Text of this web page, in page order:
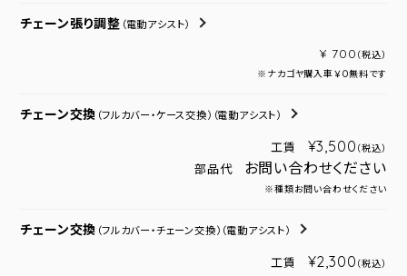
チェーン張り調整 （電動アシスト）
¥ 700 （税込）
※ナカゴヤ購入車￥０無料です
チェーン交換 （フルカバー・ケース交換） （電動アシスト）
工賃 ¥3,500 （税込）
部品代 お問い合わせください
※種類お問い合わせください
チェーン交換 （フルカバー・チェーン交換） （電動アシスト）
工賃 ¥2,300 （税込）